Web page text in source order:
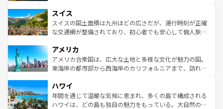
れる地方に足を運ぶとそれぞれで全く異なる文化を体験で
きるだろう。 なお、新着のフランス情報はコンテンツ一覧
を参照してほしい。
は、お酒好きな人にはぜひ体験してほしい。 なお、新着の
ドイツ情報はコンテンツ一覧を参照してほしい。
リアごとに異なる魅力がある。また、優雅なアフタヌーン
ティー、ビール好きにはたまらない英国パブ、サッカー観
戦など、本場だからこそできる体験も豊富。イギリスを旅
ンツ一覧を参照してほしい。
スイス
スイスの国土面積は九州ほどの広さだが、運行時刻が正確
な交通網が整備されており、初心者でも安心して個人旅行
の建物がそのまま残る町や、スイスならではのユニークな
博物館もあり、アルプス観光だけでなく町歩きも満喫する
ことができる。国民の所得が高いため物価も高いが、旅行
ば市内交通費無料で観光を楽しむこともできる。 なお、新
着のスイス情報はコンテンツ一覧 を参照してほしい。
アメリカ
アメリカ合衆国は、広大な土地と多様な文化が魅力の国。
東海岸の都市部から西海岸のカリフォルニアまで、訪れる
のような巨大都市は、観光、ショッピング、エンターテイ
ンメントが詰まった刺激的なスポットだ。一方、アメリカ
西部には大自然が広がり、グランドキャニオンやイエロー
ハワイ
年間を通じて温暖な気候に恵まれ、多くの島で構成される
ハワイは、どの島も独自の魅力をもっている。大自然の神